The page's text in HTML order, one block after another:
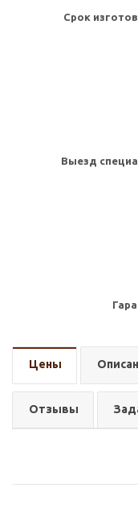
Срок
Выезд
Цены
Отзывы